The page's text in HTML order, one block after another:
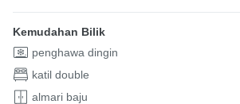
Kemudahan Bilik
penghawa dingin
katil double
almari baju